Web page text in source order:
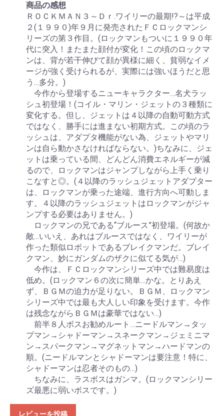
商品の感想
ＲＯＣＫＭＡＮ３～Ｄｒ.ワイリーの最期!?～は平成
２(１９９０)年９月に発売されたＦＣロックマンシ
リーズの第３作目。(ロックマンもついに１９９０年
代に突入！またまた顔付が変化！この頃のロックマ
ンは、背が若干伸びて顔が異様に細く、貧弱なイメ
ージが強く受けられるが、実際には強いほうだと思
う…多分。)
今作から登場するニューキャラクター…名犬ラッ
シュ初登場！(コイル・マリン・ジェットの３種類に
変化する。但し、ジェットは４以降の自動可動方式
ではなく、勝手には進まない初期方式。この頃のラ
ッシュは、アダプタ機能がない為、ジェットやマリ
ンは自ら動かさなければならない。)ちなみに、ジェ
ットは乗っている間、どんどん消費エネルギーが減
るので、ロックマンはジャンプしながら上手く乗り
こなすと◎。(４以降のラッシュジェットアダプター
は、ロックマンが乗った途端、進行方向へ可動しま
す。４以降のラッシュジェットはロックマンがジャ
ンプする必要はありません。)
ロックマンの兄である“ブルース”初登場。(何故か
敵…いいえ、あれはブルースではなく、ワイリーが
作った類似ロボットであるブレイクマンだ。ブレイ
クマン、妙にガンダムのザクに似てる気が…)
今作は、ＦＣロックマンシリーズ中では難易度は
低め。(ロックマン６の次に簡単…かな。とりあえ
ず、ＢＧＭの迫力が足りない。ＢＧＭ、ロックマン
シリーズ中では最も大人しい印象を受けます。今作
は残念ながらＢＧＭは豪華ではない…)
前半８人ボスお勧めルート…ニードルマン→タッ
プマン→シャドーマン→スネークマン→ジェミニマ
ン→スパークマン→マグネットマン→ハードマンの
順。(ニードルマンとシャドーマンは要注意！特に、
シャドーマンは忍者そのもの…)
ちなみに、ラスボスはガンマ。(ロックマンシリー
ズ最悪に弱いボスです。)
レビューを投稿